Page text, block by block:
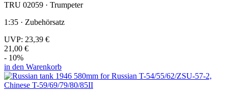
TRU 02059 · Trumpeter
1:35 · Zubehörsatz
UVP: 23,39 €
21,00 €
- 10%
in den Warenkorb